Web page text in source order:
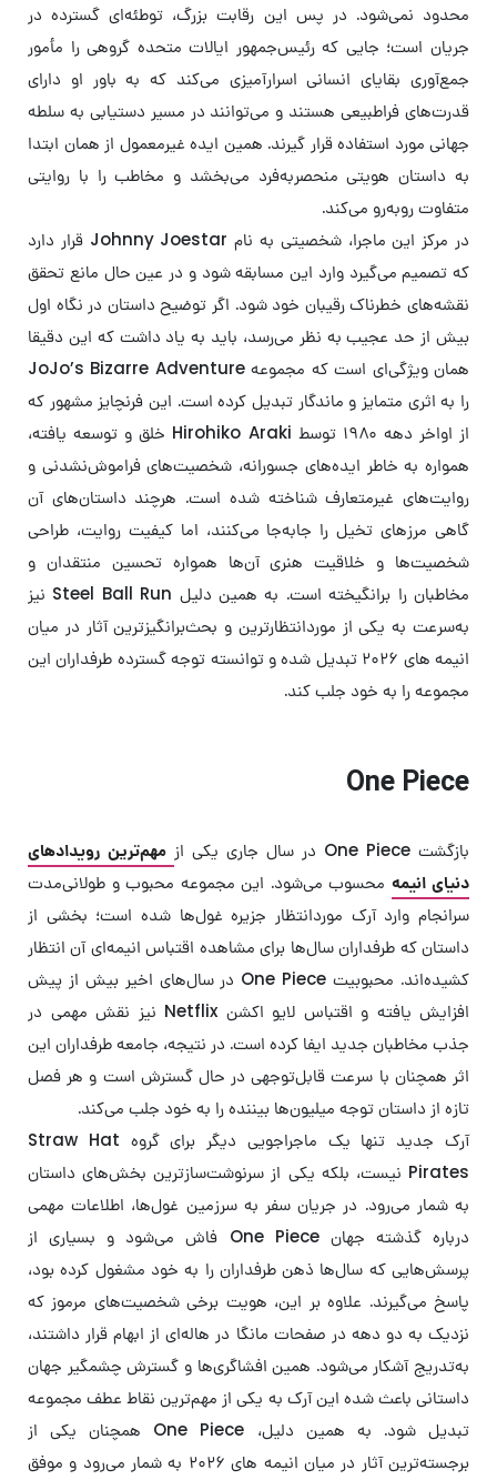
محدود نمی‌شود. در پس این رقابت بزرگ، توطئه‌ای گسترده در
جریان است؛ جایی که رئیس‌جمهور ایالات متحده گروهی را مأمور
جمع‌آوری بقایای انسانی اسرارآمیزی می‌کند که به باور او دارای
قدرت‌های فراطبیعی هستند و می‌توانند در مسیر دستیابی به سلطه
جهانی مورد استفاده قرار گیرند. همین ایده غیرمعمول از همان ابتدا
به داستان هویتی منحصربه‌فرد می‌بخشد و مخاطب را با روایتی
متفاوت روبه‌رو می‌کند.
در مرکز این ماجرا، شخصیتی به نام Johnny Joestar قرار دارد
که تصمیم می‌گیرد وارد این مسابقه شود و در عین حال مانع تحقق
نقشه‌های خطرناک رقیبان خود شود. اگر توضیح داستان در نگاه اول
بیش از حد عجیب به نظر می‌رسد، باید به یاد داشت که این دقیقا
همان ویژگی‌ای است که مجموعه JoJo’s Bizarre Adventure
را به اثری متمایز و ماندگار تبدیل کرده است. این فرنچایز مشهور که
از اواخر دهه ۱۹۸۰ توسط Hirohiko Araki خلق و توسعه یافته،
همواره به خاطر ایده‌های جسورانه، شخصیت‌های فراموش‌نشدنی و
روایت‌های غیرمتعارف شناخته شده است. هرچند داستان‌های آن
گاهی مرزهای تخیل را جابه‌جا می‌کنند، اما کیفیت روایت، طراحی
شخصیت‌ها و خلاقیت هنری آن‌ها همواره تحسین منتقدان و
مخاطبان را برانگیخته است. به همین دلیل Steel Ball Run نیز
به‌سرعت به یکی از موردانتظارترین و بحث‌برانگیزترین آثار در میان
انیمه های ۲۰۲۶ تبدیل شده و توانسته توجه گسترده طرفداران این
مجموعه را به خود جلب کند.
One Piece
بازگشت One Piece در سال جاری یکی از
مهم‌ترین رویدادهای
دنیای انیمه محسوب می‌شود. این مجموعه محبوب و طولانی‌مدت
سرانجام وارد آرک موردانتظار جزیره غول‌ها شده است؛ بخشی از
داستان که طرفداران سال‌ها برای مشاهده اقتباس انیمه‌ای آن انتظار
کشیده‌اند. محبوبیت One Piece در سال‌های اخیر بیش از پیش
افزایش یافته و اقتباس لایو اکشن Netflix نیز نقش مهمی در
جذب مخاطبان جدید ایفا کرده است. در نتیجه، جامعه طرفداران این
اثر همچنان با سرعت قابل‌توجهی در حال گسترش است و هر فصل
تازه از داستان توجه میلیون‌ها بیننده را به خود جلب می‌کند.
آرک جدید تنها یک ماجراجویی دیگر برای گروه Straw Hat
Pirates نیست، بلکه یکی از سرنوشت‌سازترین بخش‌های داستان
به شمار می‌رود. در جریان سفر به سرزمین غول‌ها، اطلاعات مهمی
درباره گذشته جهان One Piece فاش می‌شود و بسیاری از
پرسش‌هایی که سال‌ها ذهن طرفداران را به خود مشغول کرده بود،
پاسخ می‌گیرند. علاوه بر این، هویت برخی شخصیت‌های مرموز که
نزدیک به دو دهه در صفحات مانگا در هاله‌ای از ابهام قرار داشتند،
به‌تدریج آشکار می‌شود. همین افشاگری‌ها و گسترش چشمگیر جهان
داستانی باعث شده این آرک به یکی از مهم‌ترین نقاط عطف مجموعه
تبدیل شود. به همین دلیل، One Piece همچنان یکی از
برجسته‌ترین آثار در میان انیمه های ۲۰۲۶ به شمار می‌رود و موفق